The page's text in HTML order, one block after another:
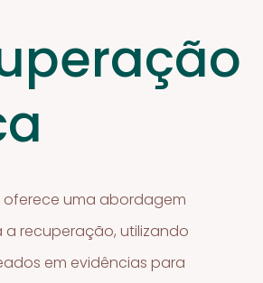
oferece uma abordagem
recuperação, utilizando
em evidências para